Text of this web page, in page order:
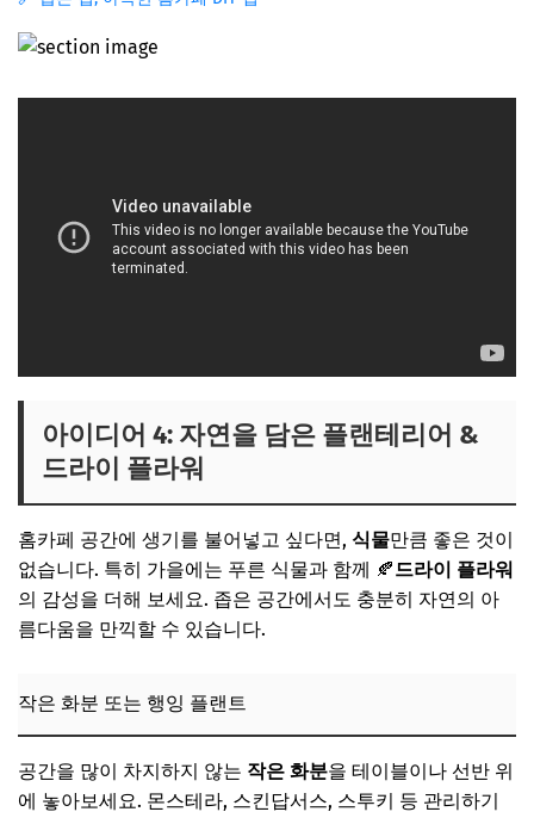
아이디어 4: 자연을 담은 플랜테리어 &
드라이 플라워
홈카페 공간에 생기를 불어넣고 싶다면, 식물만큼 좋은 것이
없습니다. 특히 가을에는 푸른 식물과 함께 🍂드라이 플라워
의 감성을 더해 보세요. 좁은 공간에서도 충분히 자연의 아
름다움을 만끽할 수 있습니다.
작은 화분 또는 행잉 플랜트
공간을 많이 차지하지 않는 작은 화분을 테이블이나 선반 위
에 놓아보세요. 몬스테라, 스킨답서스, 스투키 등 관리하기